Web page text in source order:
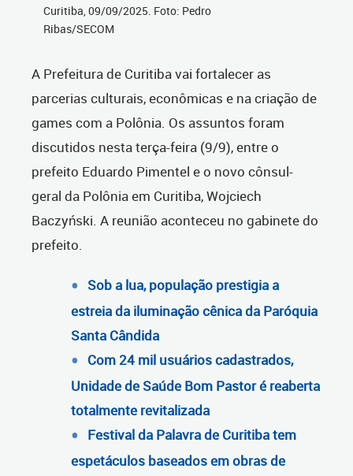
Curitiba, 09/09/2025. Foto: Pedro
Ribas/SECOM
A Prefeitura de Curitiba vai fortalecer as
parcerias culturais, econômicas e na criação de
games com a Polônia. Os assuntos foram
discutidos nesta terça-feira (9/9), entre o
prefeito Eduardo Pimentel e o novo cônsul-
geral da Polônia em Curitiba, Wojciech
Baczyński. A reunião aconteceu no gabinete do
prefeito.
Sob a lua, população prestigia a
estreia da iluminação cênica da Paróquia
Santa Cândida
Com 24 mil usuários cadastrados,
Unidade de Saúde Bom Pastor é reaberta
totalmente revitalizada
Festival da Palavra de Curitiba tem
espetáculos baseados em obras de